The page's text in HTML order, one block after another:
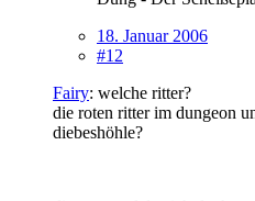
18. Januar 2006
#12
Fairy: welche ritter?
die roten ritter im dungeon
diebeshöhle?